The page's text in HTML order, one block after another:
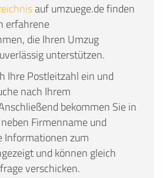
auf umzuege.de finden
erfahrene
die Ihren Umzug
unterstützen.
Ihre Postleitzahl ein und
nach Ihrem
bekommen Sie in
Firmenname und
zum
und können gleich
verschicken.